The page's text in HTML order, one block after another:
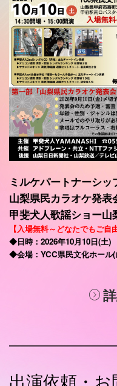
ミルケパートナーシッ
山梨県民カラオケ発表
甲斐犬人歌謡ショー山
【入場無料～どなたでもご
◆日時：2026年10月10日(土)
◆会場：YCC県民文化ホール
出演依頼・